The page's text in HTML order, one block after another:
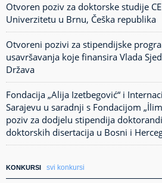
Otvoren poziv za doktorske studije
Univerzitetu u Brnu, Češka republika
Otvoreni pozivi za stipendijske
usavršavanja koje finansira Vlada
Država
Fondacija „Alija Izetbegović“ i
Sarajevu u saradnji s Fondacijom
poziv za dodjelu stipendija
doktorskih disertacija u Bosni i
KONKURSI svi konkursi